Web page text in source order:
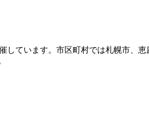
ています。市区町村では札幌市、